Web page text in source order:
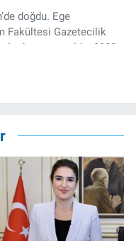
doğdu. Ege
Fakültesi Gazetecilik
mezun oldu. 2020
olarak çalıştı.
başlayan gazeteci,